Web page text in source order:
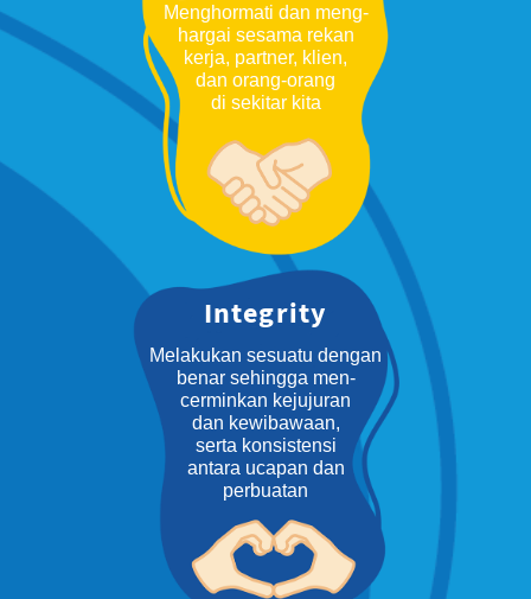
Menghormati dan meng-
hargai sesama rekan
kerja, partner, klien,
dan orang-orang
di sekitar kita
Integrity
Melakukan sesuatu dengan
benar sehingga men-
cerminkan kejujuran
dan kewibawaan,
serta konsistensi
antara ucapan dan
perbuatan